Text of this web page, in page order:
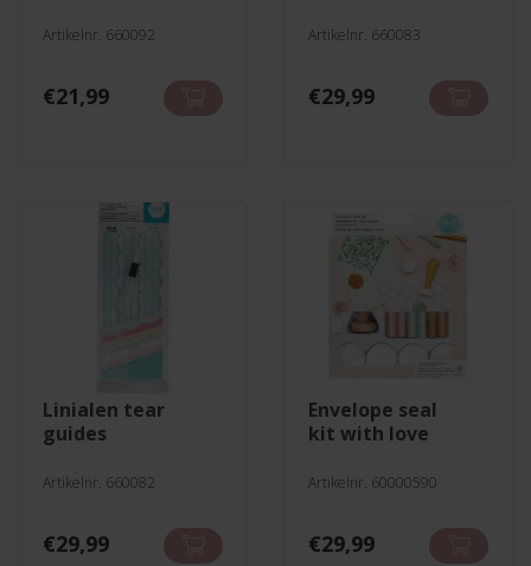
Artikelnr. 660092
€21,99
Artikelnr. 660083
€29,99
linialen tear
guides
Artikelnr. 660082
€29,99
envelope seal
kit with love
Artikelnr. 60000590
€29,99